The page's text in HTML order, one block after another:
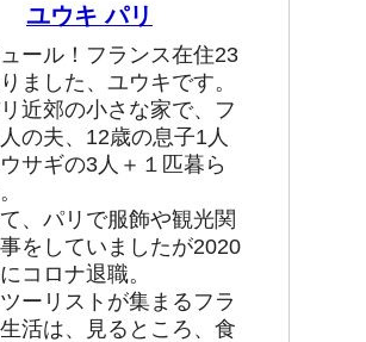
ユウキ パリ
ール！フランス在住23
ました、ユウキです。
近郊の小さな家で、フ
の夫、12歳の息子1人
サギの3人＋１匹暮ら
、パリで服飾や観光関
をしていましたが2020
コロナ退職。
ーリストが集まるフラ
活は、見るところ、食